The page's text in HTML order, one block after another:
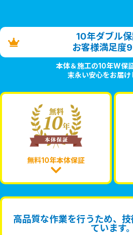
10年ダブル保
お客様満足度
本体＆施工の10年W保
末永い安心をお届け
無料10年本体保証
高品質な作業を行うため、
ています。